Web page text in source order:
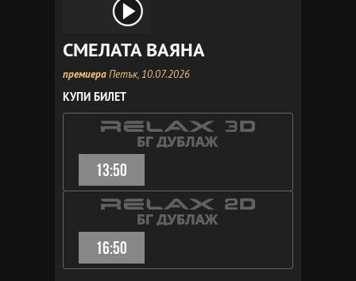
СМЕЛАТА ВАЯНА
премиераПетък, 10.07.2026
КУПИ БИЛЕТ
13:50
16:50